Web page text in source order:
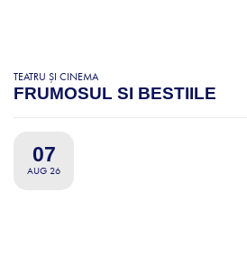
TEATRU ȘI CINEMA
FRUMOSUL SI BESTIILE
07
AUG 26